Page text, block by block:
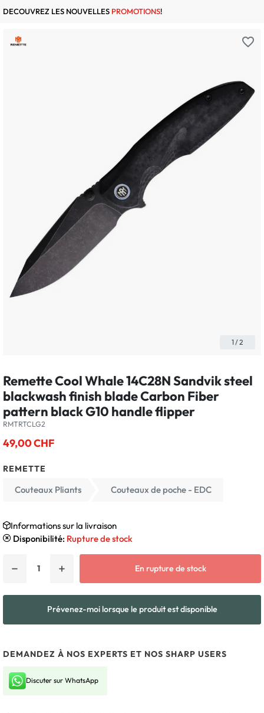
DECOUVREZ LES NOUVELLES PROMOTIONS!
favorite_border
1 /2
Remette Cool Whale 14C28N Sandvik steel
blackwash finish blade Carbon Fiber
pattern black G10 handle flipper
RMTRTCLG2
49,00 CHF
REMETTE
Couteaux Pliants Couteaux de poche - EDC
Informations sur la livraison
Disponibilité: Rupture de stock
− + En rupture de stock
Prévenez-moi lorsque le produit est disponible
DEMANDEZ À NOS EXPERTS ET NOS SHARP USERS
Discuter sur WhatsApp